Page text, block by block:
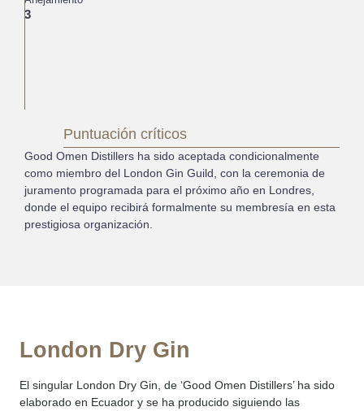
3
Puntuación críticos
Good Omen Distillers ha sido aceptada condicionalmente
como miembro del London Gin Guild, con la ceremonia de
juramento programada para el próximo año en Londres,
donde el equipo recibirá formalmente su membresía en esta
prestigiosa organización.
London Dry Gin
El singular London Dry Gin, de ‘Good Omen Distillers’ ha sido
elaborado en Ecuador y se ha producido siguiendo las